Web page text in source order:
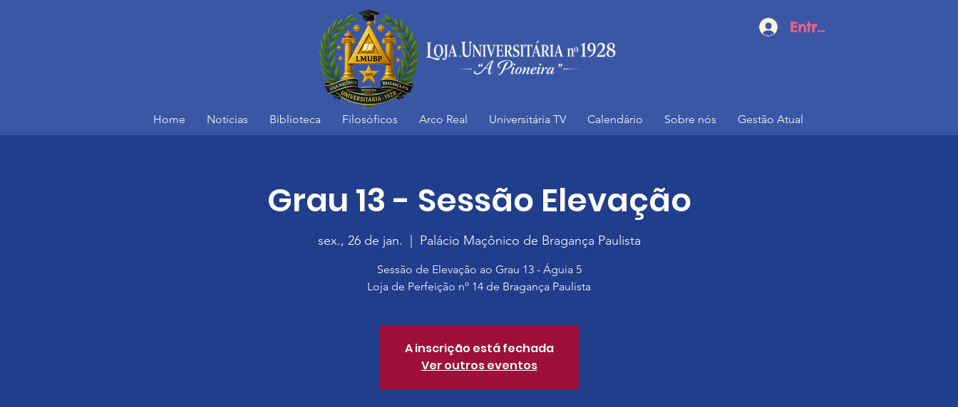
Home Notícias Biblioteca Filosóficos Arco Real Universitária TV Calendário Sobre nós Gestão Atual
Entrar
Grau 13 - Sessão Elevação
sex., 26 de jan. Palácio Maçônico de Bragança Paulista
Sessão de Elevação ao Grau 13 - Águia 5
Loja de Perfeição nº 14 de Bragança Paulista
A inscrição está fechada
Ver outros eventos